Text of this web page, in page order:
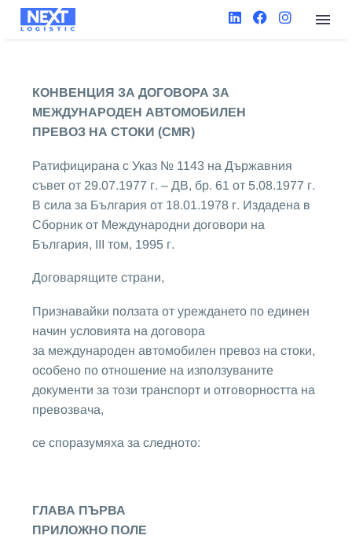
КОНВЕНЦИЯ ЗА ДОГОВОРА ЗА
МЕЖДУНАРОДЕН АВТОМОБИЛЕН
ПРЕВОЗ НА СТОКИ (CMR)
Ратифицирана с Указ № 1143 на Държавния
съвет от 29.07.1977 г. – ДВ, бр. 61 от 5.08.1977 г.
В сила за България от 18.01.1978 г. Издадена в
Сборник от Международни договори на
България, III том, 1995 г.
Договарящите страни,
Признавайки ползата от уреждането по единен
начин условията на договора
за международен автомобилен превоз на стоки,
особено по отношение на използуваните
документи за този транспорт и отговорността на
превозвача,
се споразумяха за следното:
ГЛАВА ПЪРВА
ПРИЛОЖНО ПОЛЕ